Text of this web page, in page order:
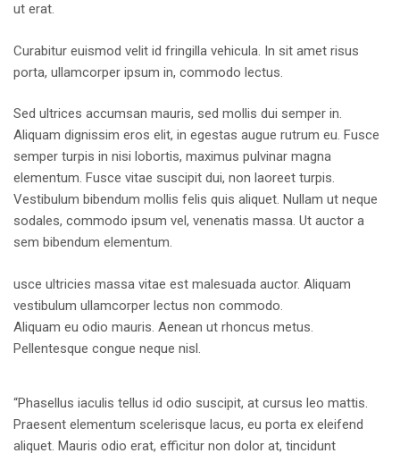
ut erat.
Curabitur euismod velit id fringilla vehicula. In sit amet risus
porta, ullamcorper ipsum in, commodo lectus.
Sed ultrices accumsan mauris, sed mollis dui semper in.
Aliquam dignissim eros elit, in egestas augue rutrum eu. Fusce
semper turpis in nisi lobortis, maximus pulvinar magna
elementum. Fusce vitae suscipit dui, non laoreet turpis.
Vestibulum bibendum mollis felis quis aliquet. Nullam ut neque
sodales, commodo ipsum vel, venenatis massa. Ut auctor a
sem bibendum elementum.
usce ultricies massa vitae est malesuada auctor. Aliquam
vestibulum ullamcorper lectus non commodo.
Aliquam eu odio mauris. Aenean ut rhoncus metus.
Pellentesque congue neque nisl.
“Phasellus iaculis tellus id odio suscipit, at cursus leo mattis.
Praesent elementum scelerisque lacus, eu porta ex eleifend
aliquet. Mauris odio erat, efficitur non dolor at, tincidunt